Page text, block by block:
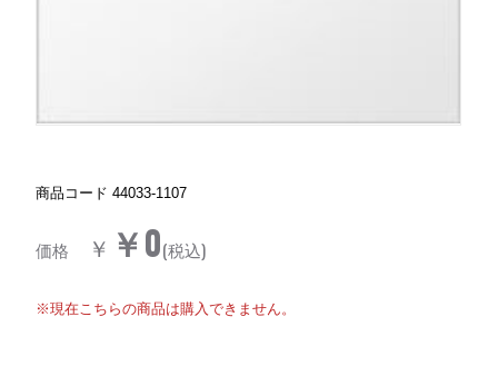
商品コード 44033-1107
価格 ￥ ￥0(税込)
※現在こちらの商品は購入できません。